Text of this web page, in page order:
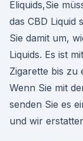
Eliquids,Sie
das CBD Liquid
Sie damit um,
Liquids. Es ist
Zigarette bis zu
Wenn Sie mit
senden Sie es
und wir